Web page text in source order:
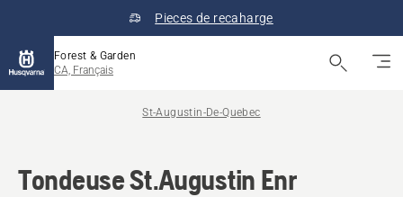
Pieces de recaharge
Forest & Garden
CA, Français
St-Augustin-De-Quebec
Tondeuse St.Augustin Enr